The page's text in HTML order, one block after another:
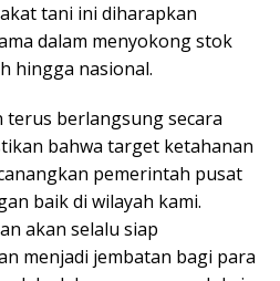
tani ini diharapkan
dalam menyokong stok
hingga nasional.
terus berlangsung secara
bahwa target ketahanan
pemerintah pusat
baik di wilayah kami.
akan selalu siap
menjadi jembatan bagi para